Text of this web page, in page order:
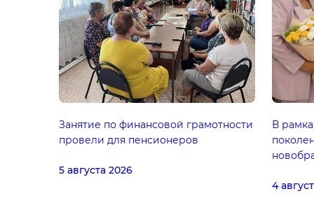
Занятие по финансовой грамотности
провели для пенсионеров
5 августа 2026
В
4